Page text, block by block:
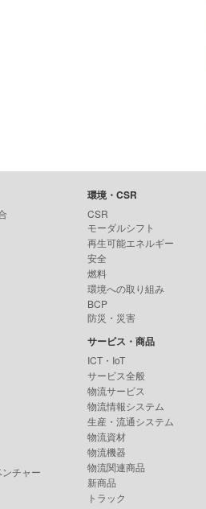
チャー
環境・CSR
CSR
モーダルシフト
再生可能エネルギー
安全
燃料
環境への取り組み
BCP
防災・災害
サービス・商品
ICT・IoT
サービス全般
物流サービス
物流情報システム
生産・流通システム
物流資材
物流機器
物流関連商品
新商品
トラック